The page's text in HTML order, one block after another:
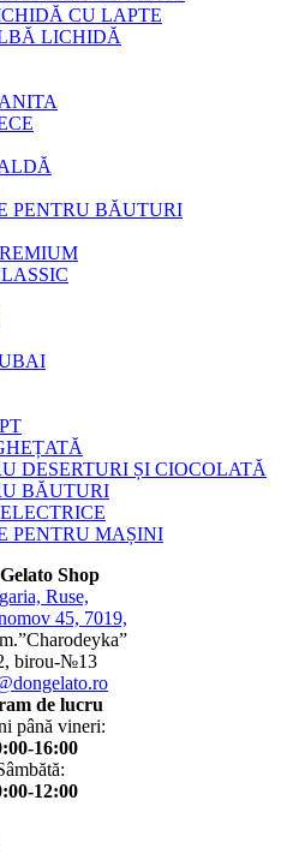
CU LAPTE
LICHIDĂ
PENTRU BĂUTURI
DESERTURI ȘI CIOCOLATĂ
BĂUTURI
PENTRU MAȘINI
Shop
Ruse,
45, 7019,
birou-№13
de lucru
până vineri:
16:00
12:00